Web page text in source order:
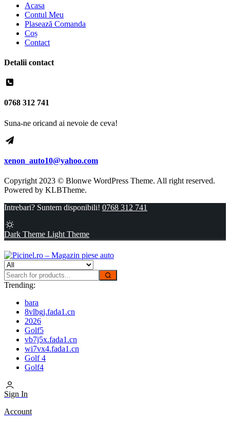
Acasa
Contul Meu
Plasează Comanda
Coș
Contact
Detalii contact
0768 312 741
Suna-ne oricand ai nevoie de ceva!
xenon_auto10@yahoo.com
Copyright 2023 © Blonwe WordPress Theme. All right reserved.
Powered by KLBTheme.
Intrebari? Suntem disponibili! 0768 312 741
Dark Theme Light Theme
Trending:
bara
8vlbgj.fada1.cn
2026
Golf5
vb7j5x.fada1.cn
wi7vx4.fada1.cn
Golf 4
Golf4
Sign In
Account